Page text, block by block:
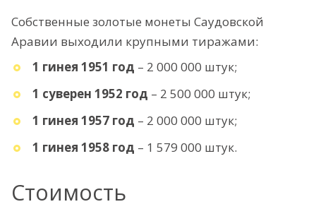
Собственные золотые монеты Саудовской
Аравии выходили крупными тиражами:
1 гинея 1951 год – 2 000 000 штук;
1 суверен 1952 год – 2 500 000 штук;
1 гинея 1957 год – 2 000 000 штук;
1 гинея 1958 год – 1 579 000 штук.
Стоимость